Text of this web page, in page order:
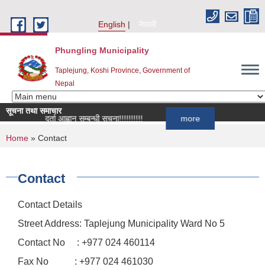
English
नेपाली
Phungling Municipality
Taplejung, Koshi Province, Government of
Nepal
सूचना तथा समाचार
सूची दर्ता आह्वान सम्बन्धी सूचना!!!!!!!!!!
You are here
Home » Contact
Contact
Contact Details
Street Address: Taplejung Municipality Ward No 5
Contact No : +977 024 460114
Fax No : +977 024 461030